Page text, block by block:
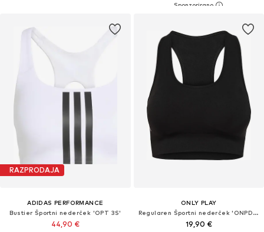
RAZPRODAJA
ADIDAS PERFORMANCE
Bustier Športni nederček 'OPT 3S'
44,90 €
ONLY PLAY
Regularen Športni nederček 'ONPDaisy'
19,90 €